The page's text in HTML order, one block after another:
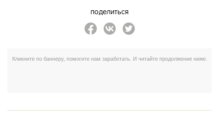
поделиться